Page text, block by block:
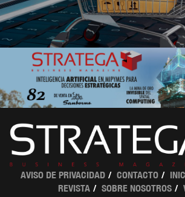
AVISO DE PRIVACIDAD CONTACTO
REVISTA
SOBRE NOSOTROS